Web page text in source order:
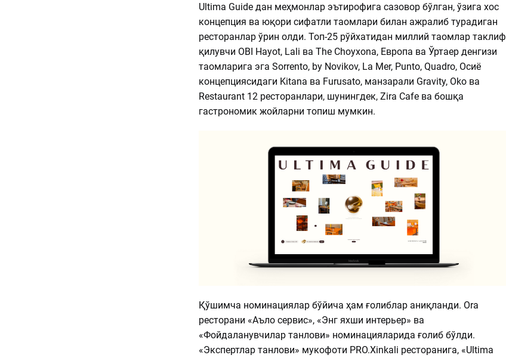
Ultima Guide дан меҳмонлар эътирофига сазовор бўлган, ўзига хос
концепция ва юқори сифатли таомлари билан ажралиб турадиган
ресторанлар ўрин олди. Топ-25 рўйхатидан миллий таомлар таклиф
қилувчи OBI Hayot, Lali ва The Choyxona, Европа ва Ўртаер денгизи
таомларига эга Sorrento, by Novikov, La Mer, Punto, Quadro, Осиё
концепциясидаги Kitana ва Furusato, манзарали Gravity, Oko ва
Restaurant 12 ресторанлари, шунингдек, Zira Cafe ва бошқа
гастрономик жойларни топиш мумкин.
Қўшимча номинациялар бўйича ҳам ғолиблар аниқланди. Ora
ресторани «Аъло сервис», «Энг яхши интерьер» ва
«Фойдаланувчилар танлови» номинацияларида ғолиб бўлди.
«Экспертлар танлови» мукофоти PRO.Xinkali ресторанига, «Ultima